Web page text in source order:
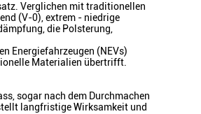
Verglichen mit traditionellen
(V-0), extrem - niedrige
die Polsterung,
Energiefahrzeugen (NEVs)
Materialien übertrifft.
sogar nach dem Durchmachen
langfristige Wirksamkeit und